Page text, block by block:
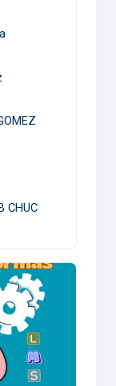
CHUC